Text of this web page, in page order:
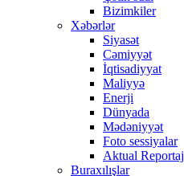
Bizimkiler
Xəbərlər
Siyasət
Cəmiyyət
İqtisadiyyat
Maliyyə
Enerji
Dünyada
Mədəniyyət
Foto sessiyalar
Aktual Reportaj
Buraxılışlar